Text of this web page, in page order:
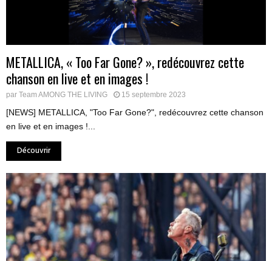
METALLICA, « Too Far Gone? », redécouvrez cette
chanson en live et en images !
par Team AMONG THE LIVING 15 septembre 2023
[NEWS] METALLICA, "Too Far Gone?", redécouvrez cette chanson
en live et en images !...
Découvrir